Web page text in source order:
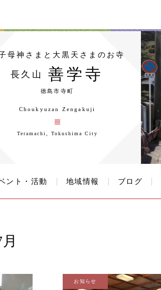
母神さまと大黒天さまのお寺
長久山 善学寺
徳島市寺町
Choukyuzan Zengakuji
Teramachi, Tokushima City
ント・活動 地域情報 ブログ
お知らせ